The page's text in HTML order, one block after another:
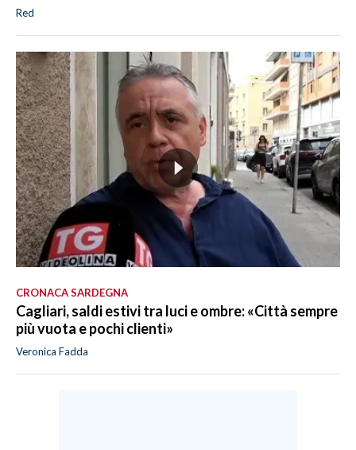
Red
CRONACA SARDEGNA
Cagliari, saldi estivi tra luci e ombre: «Città sempre
più vuota e pochi clienti»
Veronica Fadda